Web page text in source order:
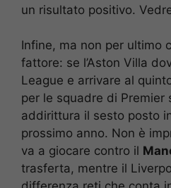
un risultato positivo.
Infine, ma non per ultimo
fattore: se l’Aston Villa
League e arrivare al
per le squadre di Premier
addirittura il sesto posto
prossimo anno. Non è
va a giocare contro il
trasferta, mentre il